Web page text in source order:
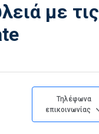
με τις
Τηλέφωνα
επικοινωνίας